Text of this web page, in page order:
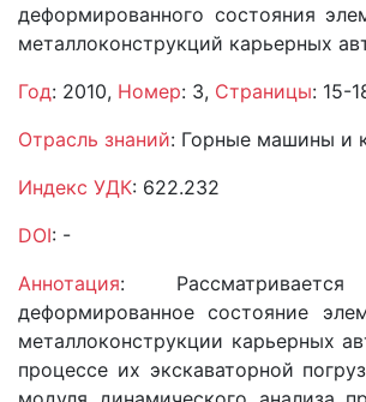
деформированного состояния
металлоконструкций карьерных
Год: 2010, Номер: 3, Страницы: 15-
Отрасль знаний: Горные машины и
Индекс УДК: 622.232
DOI: -
Аннотация: Рассматривается
деформированное состояние
металлоконструкции карьерных
процессе их экскаваторной